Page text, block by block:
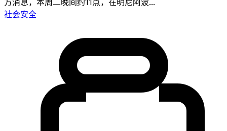
方消息，本周二晚间约11点，在明尼阿波...
社会安全